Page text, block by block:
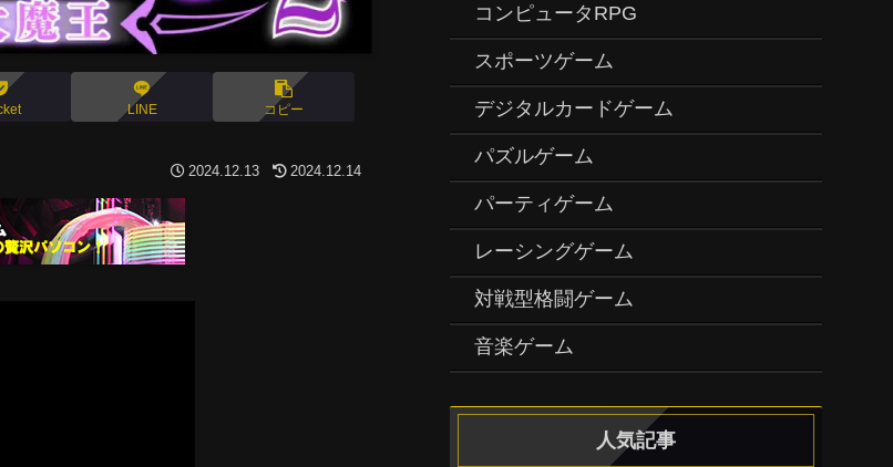
LINE コピー
2024.12.13 2024.12.14
コンピュータRPG
スポーツゲーム
デジタルカードゲーム
パズルゲーム
パーティゲーム
レーシングゲーム
対戦型格闘ゲーム
音楽ゲーム
人気記事